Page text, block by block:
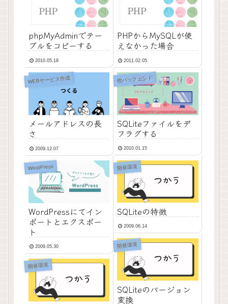
PHPからMySQLが使
えなかった場合
2011.02.05
phpMyAdminでテー
ブルをコピーする
2010.05.18
他バックエンド
SQLiteファイルをデ
フラグする
2010.01.15
WEBサービス作成
メールアドレスの長
さ
2009.12.07
開発環境
SQLiteの特徴
2009.06.14
WordPress
WordPressにてイン
ポートとエクスポー
ト
2009.05.30 開発環境
SQLiteのバージョン
変換
開発環境